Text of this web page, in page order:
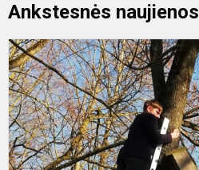
Ankstesnės naujienos